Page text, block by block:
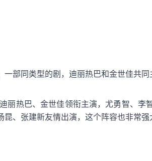
部同类型的剧， 迪丽热巴和金世佳共
丽热巴、金世佳领衔主演，尤勇智、
、张建新友情出演，这个阵容也非常强